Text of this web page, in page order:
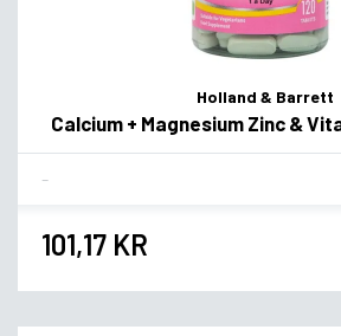
Holland & Barrett
Calcium + Magnesium Zinc &
101,17 KR